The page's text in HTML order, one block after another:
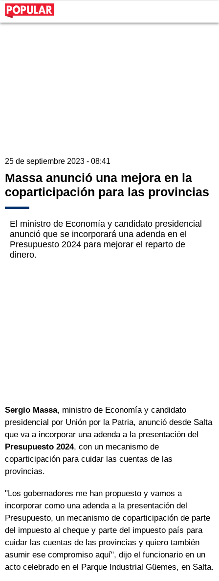
25 de septiembre 2023 - 08:41
Massa anunció una mejora en la
coparticipación para las provincias
El ministro de Economía y candidato presidencial
anunció que se incorporará una adenda en el
Presupuesto 2024 para mejorar el reparto de
dinero.
Sergio Massa, ministro de Economía y candidato
presidencial por Unión por la Patria, anunció desde Salta
que va a incorporar una adenda a la presentación del
Presupuesto 2024, con un mecanismo de
coparticipación para cuidar las cuentas de las
provincias.
"Los gobernadores me han propuesto y vamos a
incorporar como una adenda a la presentación del
Presupuesto, un mecanismo de coparticipación de parte
del impuesto al cheque y parte del impuesto país para
cuidar las cuentas de las provincias y quiero también
asumir ese compromiso aquí", dijo el funcionario en un
acto celebrado en el Parque Industrial Güemes, en Salta.